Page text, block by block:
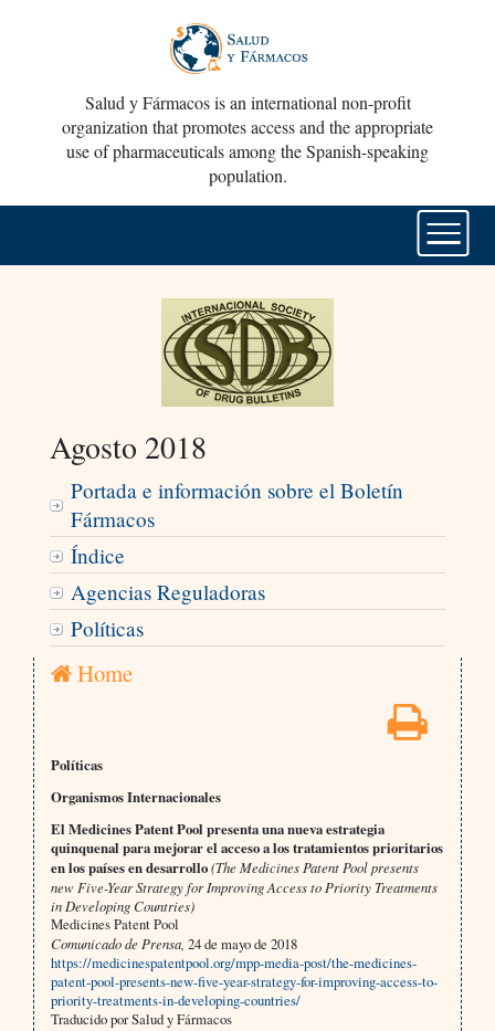
Salud y Fármacos is an international non-profit
organization that promotes access and the appropriate
use of pharmaceuticals among the Spanish-speaking
population.
Agosto 2018
Portada e información sobre el Boletín
Fármacos
Índice
Agencias Reguladoras
Políticas
Home
Políticas
Organismos Internacionales
El Medicines Patent Pool presenta una nueva estrategia
quinquenal para mejorar el acceso a los tratamientos prioritarios
en los países en desarrollo(The Medicines Patent Pool presents
new Five-Year Strategy for Improving Access to Priority Treatments
in Developing Countries)
Medicines Patent Pool
Comunicado de Prensa, 24 de mayo de 2018
https://medicinespatentpool.org/mpp-media-post/the-medicines-
patent-pool-presents-new-five-year-strategy-for-improving-access-to-
priority-treatments-in-developing-countries/
Traducido por Salud y Fármacos